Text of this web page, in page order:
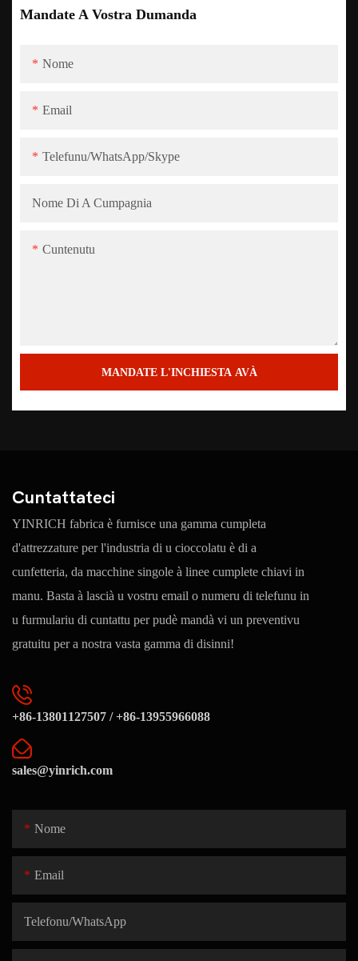
Mandate A Vostra Dumanda
Nome
Email
Telefunu/WhatsApp/Skype
Nome Di A Cumpagnia
Cuntenutu
MANDATE L'INCHIESTA AVÀ
Cuntattateci
YINRICH fabrica è furnisce una gamma cumpleta
d'attrezzature per l'industria di u cioccolatu è di a
cunfetteria, da macchine singole à linee cumplete chiavi in ​​
manu. Basta à lascià u vostru email o numeru di telefunu in
u furmulariu di cuntattu per pudè mandà vi un preventivu
gratuitu per a nostra vasta gamma di disinni!
+86-13801127507 / +86-13955966088
sales@yinrich.com
Nome
Email
Telefonu/whatsApp